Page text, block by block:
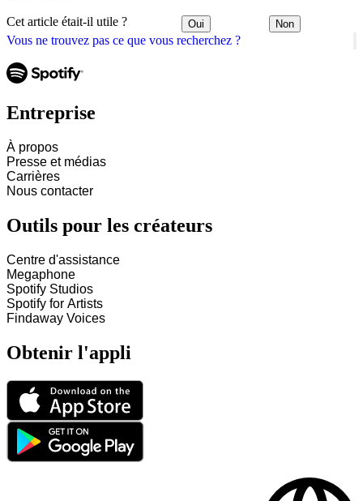
Vous ne trouvez pas ce que vous recherchez ?
Cet article était-il utile ? Oui Non
Entreprise
À propos
Presse et médias
Carrières
Nous contacter
Outils pour les créateurs
Centre d'assistance
Megaphone
Spotify Studios
Spotify for Artists
Findaway Voices
Obtenir l'appli